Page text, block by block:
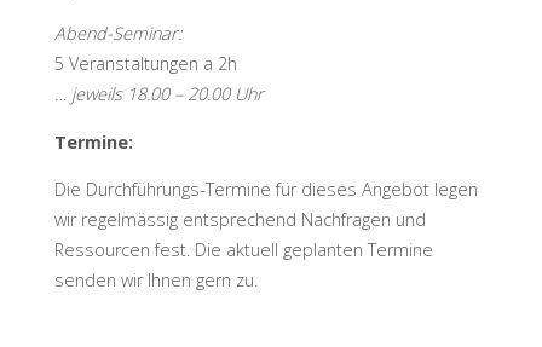
Abend-Seminar:
5 Veranstaltungen a 2h
… jeweils 18.00 – 20.00 Uhr
Termine:
Die Durchführungs-Termine für dieses Angebot legen
wir regelmässig entsprechend Nachfragen und
Ressourcen fest. Die aktuell geplanten Termine
senden wir Ihnen gern zu.